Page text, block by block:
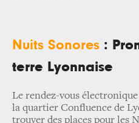
N uits Sonores :
terre Lyonnaise
Le rendez-vous
la quartier Confluence de
trouver des places pour les